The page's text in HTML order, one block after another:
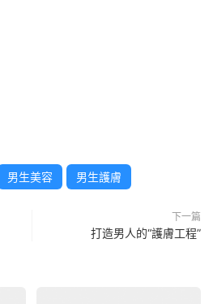
男生美容 男生護膚
下一篇
打造男人的“護膚工程”